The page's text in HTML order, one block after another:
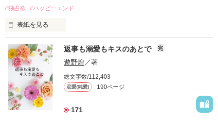
あらすじ
ジャンル
感想
ステータス 全て 完結
作品の長さ 長編
#独占欲
#ハッピーエンド
表紙を見る
幼なじみの哲平に淡い恋心を抱いていた美桜。
しかし、ある出来事をきっかけに二人の関係は壊れてしまう。
関係修復もできないまま、美桜は両親の離婚によって
引っ越すことになり、哲平とも離れ離れになった。
返事も溺愛もキスのあとで 完
遊野煌 ／著
総文字数/112,403
恋愛(純愛) 190ページ
171